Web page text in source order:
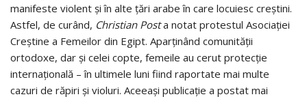
manifeste violent și în alte țări arabe în care locuiesc creștini.
Astfel, de curând, Christian Posta notat protestul Asociației
Creștine a Femeilor din Egipt. Aparținând comunității
ortodoxe, dar și celei copte, femeile au cerut protecție
internațională – în ultimele luni fiind raportate mai multe
cazuri de răpiri și violuri. Aceeași publicație a postat mai